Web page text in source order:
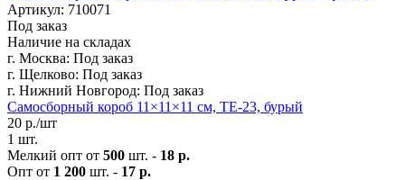
Артикул: 710071
Под заказ
Наличие на складах
г. Москва: Под заказ
г. Щелково: Под заказ
г. Нижний Новгород: Под заказ
Самосборный короб 11×11×11 см, ТЕ-23, бурый
20 р./шт
1 шт.
Мелкий опт от 500 шт. - 18 р.
Опт от 1 200 шт. - 17 р.